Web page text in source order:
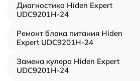
Диагностика Hiden Expert
UDC9201H-24
Ремонт блока питания Hiden
Expert UDC9201H-24
Замена кулера Hiden Expert
UDC9201H-24